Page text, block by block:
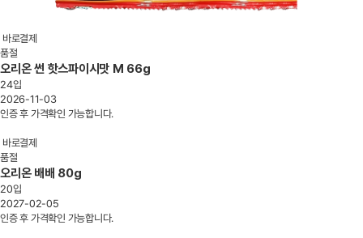
바로결제
품절
오리온 썬 핫스파이시맛 M 66g
24입
2026-11-03
인증 후 가격확인 가능합니다.
바로결제
품절
오리온 배배 80g
20입
2027-02-05
인증 후 가격확인 가능합니다.